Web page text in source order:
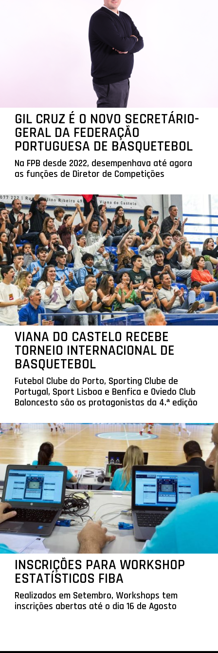
GIL CRUZ É O NOVO SECRETÁRIO-
GERAL DA FEDERAÇÃO
PORTUGUESA DE BASQUETEBOL
Na FPB desde 2022, desempenhava até agora
as funções de Diretor de Competições
VIANA DO CASTELO RECEBE
TORNEIO INTERNACIONAL DE
BASQUETEBOL
Futebol Clube do Porto, Sporting Clube de
Portugal, Sport Lisboa e Benfica e Oviedo Club
Baloncesto são os protagonistas da 4.ª edição
INSCRIÇÕES PARA WORKSHOP
ESTATÍSTICOS FIBA
Realizados em Setembro, Workshops tem
inscrições abertas até o dia 16 de Agosto